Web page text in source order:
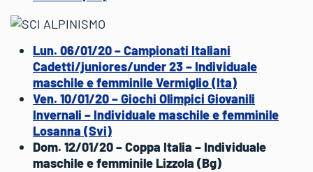
Lun. 06/01/20 – Campionati Italiani
Cadetti/juniores/under 23 – Individuale
maschile e femminile Vermiglio (Ita)
Ven. 10/01/20 – Giochi Olimpici Giovanili
Invernali – Individuale maschile e femminile
Losanna (Svi)
Dom. 12/01/20 – Coppa Italia – Individuale
maschile e femminile Lizzola (Bg)